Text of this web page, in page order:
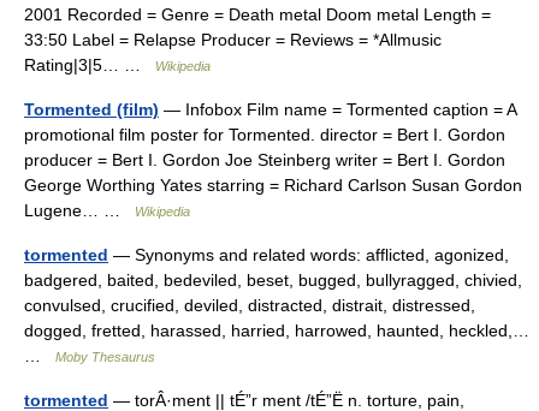
2001 Recorded = Genre = Death metal Doom metal Length =
33:50 Label = Relapse Producer = Reviews = *Allmusic
Rating|3|5… …
Wikipedia
Tormented (film) — Infobox Film name = Tormented caption = A
promotional film poster for Tormented. director = Bert I. Gordon
producer = Bert I. Gordon Joe Steinberg writer = Bert I. Gordon
George Worthing Yates starring = Richard Carlson Susan Gordon
Lugene… …
Wikipedia
tormented — Synonyms and related words: afflicted, agonized,
badgered, baited, bedeviled, beset, bugged, bullyragged, chivied,
convulsed, crucified, deviled, distracted, distrait, distressed,
dogged, fretted, harassed, harried, harrowed, haunted, heckled,…
Moby Thesaurus
tormented — torÂ·ment || tÉ”r ment /tÉ”Ë n. torture, pain,